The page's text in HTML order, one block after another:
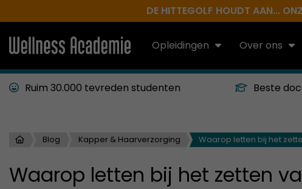
DE HITTEGOLF HOUDT AAN...
Opleidingen Over ons
Ruim 30.000 tevreden studenten Beste
Blog Kapper & Haarverzorging Waarop letten bij het
Waarop letten bij het zetten